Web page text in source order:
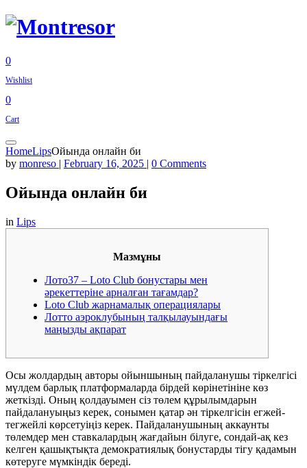
0
Wishlist
0
Cart
HomeLipsОйында онлайн би
by monreso | February 16, 2025 | 0 Comments
Ойында онлайн би
in Lips
Мазмұны
Лото37 – Loto Club бонустары мен
әрекеттеріне арналған тағамдар?
Loto Club жарнамалық операциялары
Лотто аэроклубының талқылауындағы
маңызды ақпарат
Осы жолдардың авторы ойыншының пайдаланушы тіркелгісі
мүлдем барлық платформаларда бірдей көрінетініне көз
жеткізді. Оның қолдауымен сіз төлем құрылымдарын
пайдалануыңыз керек, сонымен қатар ән тіркелгісін егжей-
тегжейлі көрсетуіңіз керек. Пайдаланушының аккаунты
төлемдер мен ставкалардың жағдайын білуге, сондай-ақ кез
келген қашықтықта демократиялық бонустарды тігу қадамын
көтеруге мүмкіндік береді.